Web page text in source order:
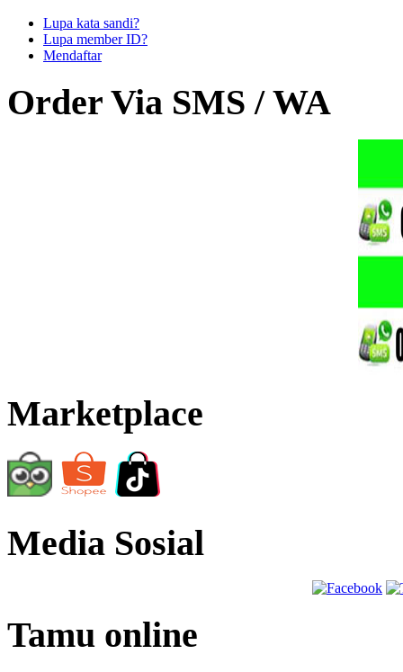
Lupa kata sandi?
Lupa member ID?
Mendaftar
Order Via SMS / WA
Marketplace
Media Sosial
Tamu online